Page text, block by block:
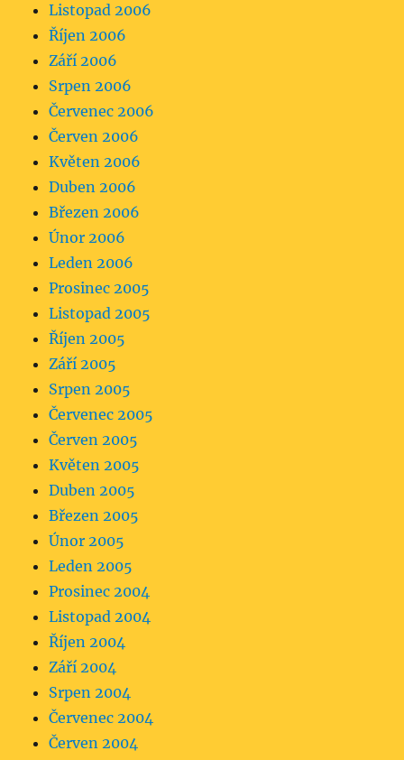
Listopad 2006
Říjen 2006
Září 2006
Srpen 2006
Červenec 2006
Červen 2006
Květen 2006
Duben 2006
Březen 2006
Únor 2006
Leden 2006
Prosinec 2005
Listopad 2005
Říjen 2005
Září 2005
Srpen 2005
Červenec 2005
Červen 2005
Květen 2005
Duben 2005
Březen 2005
Únor 2005
Leden 2005
Prosinec 2004
Listopad 2004
Říjen 2004
Září 2004
Srpen 2004
Červenec 2004
Červen 2004